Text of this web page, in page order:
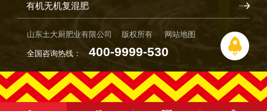
有机无机复混肥
山东土大厨肥业有限公司 版权所有 网站地图
全国咨询热线： 400-9999-530